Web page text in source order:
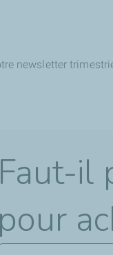
newsletter
Faut-il présenter
Faut-il
pour